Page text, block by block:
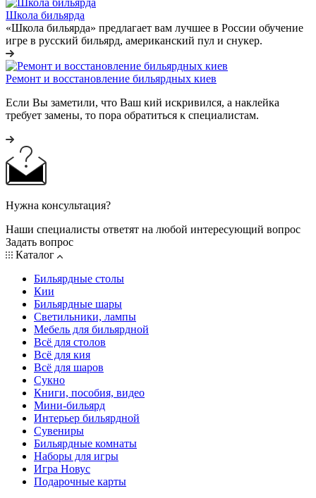
Школа бильярда
«Школа бильярда» предлагает вам лучшее в России обучение
игре в русский бильярд, американский пул и снукер.
Ремонт и восстановление бильярдных киев
Если Вы заметили, что Ваш кий искривился, а наклейка
требует замены, то пора обратиться к специалистам.
Нужна консультация?
Наши специалисты ответят на любой интересующий вопрос
Задать вопрос
Каталог
Бильярдные столы
Кии
Бильярдные шары
Светильники, лампы
Мебель для бильярдной
Всё для столов
Всё для кия
Всё для шаров
Сукно
Книги, пособия, видео
Мини-бильярд
Интерьер бильярдной
Сувениры
Бильярдные комнаты
Наборы для игры
Игра Новус
Подарочные карты